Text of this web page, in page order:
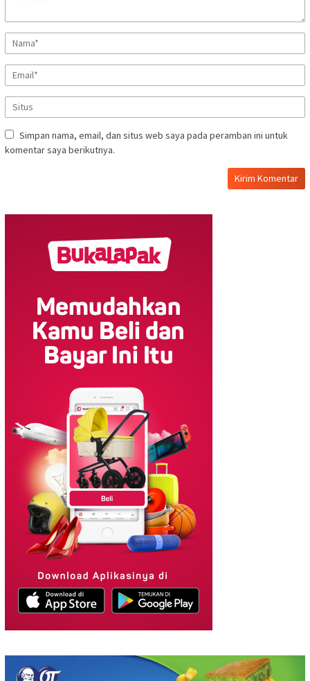
Simpan nama, email, dan situs web saya pada peramban ini untuk
komentar saya berikutnya.